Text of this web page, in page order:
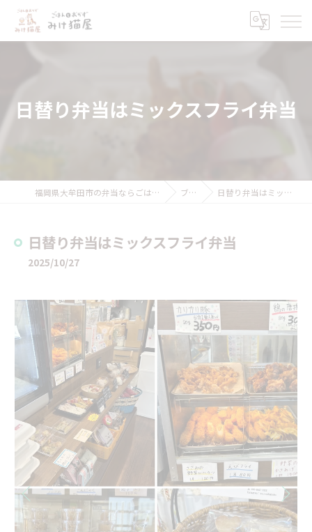
日替り弁当はミックスフライ弁当
福岡県大牟田市の弁当ならごはんとおかず みけ猫屋 ブログ 日替り弁当はミックスフライ弁当
日替り弁当はミックスフライ弁当
2025/10/27